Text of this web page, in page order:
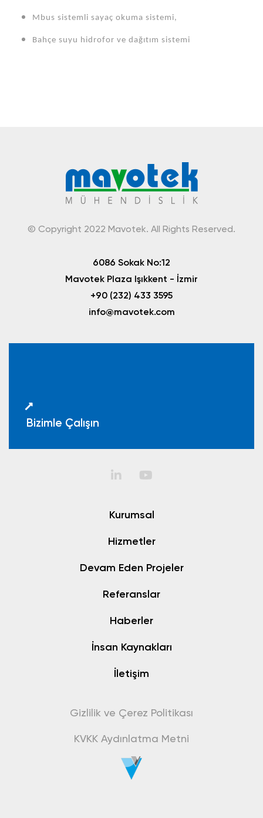
Mbus sistemli sayaç okuma sistemi,
Bahçe suyu hidrofor ve dağıtım sistemi
© Copyright 2022 Mavotek. All Rights Reserved.
6086 Sokak No:12
Mavotek Plaza Işıkkent - İzmir
+90 (232) 433 3595
info@mavotek.com
Bizimle Çalışın
Kurumsal
Hizmetler
Devam Eden Projeler
Referanslar
Haberler
İnsan Kaynakları
İletişim
Gizlilik ve Çerez Politikası
KVKK Aydınlatma Metni